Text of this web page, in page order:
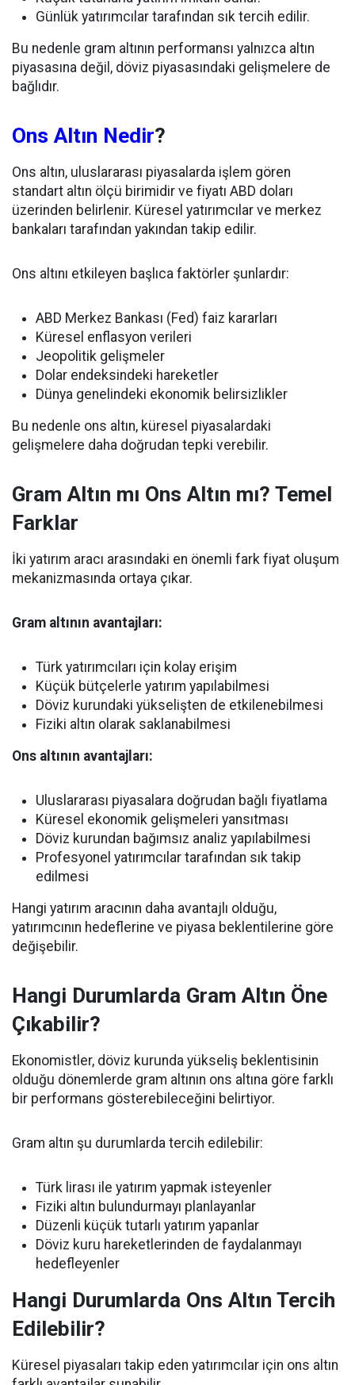
Günlük yatırımcılar tarafından sık tercih edilir.
Bu nedenle gram altının performansı yalnızca altın
piyasasına değil, döviz piyasasındaki gelişmelere de
bağlıdır.
Ons Altın Nedir?
Ons altın, uluslararası piyasalarda işlem gören
standart altın ölçü birimidir ve fiyatı ABD doları
üzerinden belirlenir. Küresel yatırımcılar ve merkez
bankaları tarafından yakından takip edilir.
Ons altını etkileyen başlıca faktörler şunlardır:
ABD Merkez Bankası (Fed) faiz kararları
Küresel enflasyon verileri
Jeopolitik gelişmeler
Dolar endeksindeki hareketler
Dünya genelindeki ekonomik belirsizlikler
Bu nedenle ons altın, küresel piyasalardaki
gelişmelere daha doğrudan tepki verebilir.
Gram Altın mı Ons Altın mı? Temel
Farklar
İki yatırım aracı arasındaki en önemli fark fiyat oluşum
mekanizmasında ortaya çıkar.
Gram altının avantajları:
Türk yatırımcıları için kolay erişim
Küçük bütçelerle yatırım yapılabilmesi
Döviz kurundaki yükselişten de etkilenebilmesi
Fiziki altın olarak saklanabilmesi
Ons altının avantajları:
Uluslararası piyasalara doğrudan bağlı fiyatlama
Küresel ekonomik gelişmeleri yansıtması
Döviz kurundan bağımsız analiz yapılabilmesi
Profesyonel yatırımcılar tarafından sık takip
edilmesi
Hangi yatırım aracının daha avantajlı olduğu,
yatırımcının hedeflerine ve piyasa beklentilerine göre
değişebilir.
Hangi Durumlarda Gram Altın Öne
Çıkabilir?
Ekonomistler, döviz kurunda yükseliş beklentisinin
olduğu dönemlerde gram altının ons altına göre farklı
bir performans gösterebileceğini belirtiyor.
Gram altın şu durumlarda tercih edilebilir:
Türk lirası ile yatırım yapmak isteyenler
Fiziki altın bulundurmayı planlayanlar
Düzenli küçük tutarlı yatırım yapanlar
Döviz kuru hareketlerinden de faydalanmayı
hedefleyenler
Hangi Durumlarda Ons Altın Tercih
Edilebilir?
Küresel piyasaları takip eden yatırımcılar için ons altın